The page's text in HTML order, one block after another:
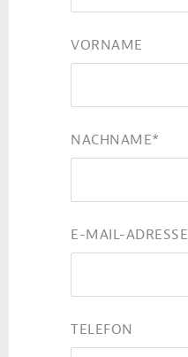
VORNAME
NACHNAME*
E-MAIL-ADRESSE
TELEFON